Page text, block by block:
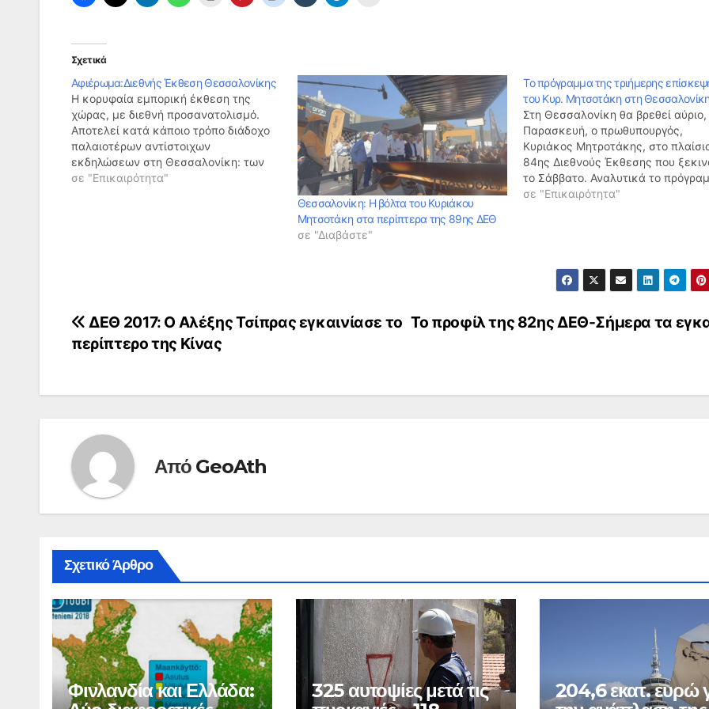
Σχετικά
Αφιέρωμα:Διεθνής Έκθεση Θεσσαλονίκης
Η κορυφαία εμπορική έκθεση της
χώρας, με διεθνή προσανατολισμό.
Αποτελεί κατά κάποιο τρόπο διάδοχο
παλαιοτέρων αντίστοιχων
εκδηλώσεων στη Θεσσαλονίκη: των
«Καβειρίων» της προχριστιανικής
σε "Επικαιρότητα"
Θεσσαλονίκη: Η βόλτα του Κυριάκου
Μητσοτάκη στα περίπτερα της 89ης ΔΕΘ
σε "Διαβάστε"
Το πρόγραμμα της τριήμερης
του Κυρ. Μητσοτάκη στη Θεσσαλονίκη
Στη Θεσσαλονίκη θα βρεθεί αύριο,
Παρασκευή, ο πρωθυπουργός,
Κυριάκος Μητροτάκης, στο
84ης Διεθνούς Έκθεσης που
το Σάββατο. Αναλυτικά το
Παρασκευή 6 Σεπτεμβρίου 18:00
αεροδρόμιο 19:30 Συνάντηση με…
σε "Επικαιρότητα"
Πλοήγηση
άρθρων
Το προφίλ της 82ης ΔΕΘ-Σήμερα τα
ΔΕΘ 2017: Ο Αλέξης Τσίπρας εγκαινίασε το
περίπτερο της Κίνας
Από GeoAth
Σχετικό Άρθρο
Φινλανδία και Ελλάδα:
325 αυτοψίες μετά τις
204,6 εκατ. ευρώ